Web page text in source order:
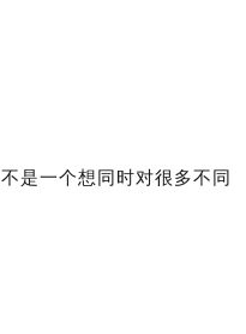
是一个想同时对很多不同